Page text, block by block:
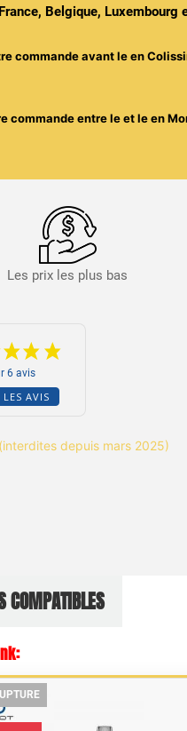
Belgique, Luxembourg
commande avant leen
commande entre leet leen
Les prix les plus bas
6 avis
AVIS
depuis mars 2025)
COMPATIBLES